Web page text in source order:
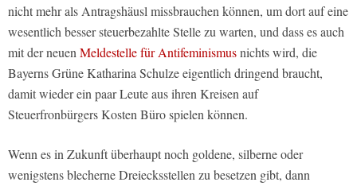
nicht mehr als Antragshäusl missbrauchen können, um dort auf eine
wesentlich besser steuerbezahlte Stelle zu warten, und dass es auch
mit der neuenMeldestelle für Antifeminismusnichts wird, die
Bayerns Grüne Katharina Schulze eigentlich dringend braucht,
damit wieder ein paar Leute aus ihren Kreisen auf
Steuerfronbürgers Kosten Büro spielen können.
Wenn es in Zukunft überhaupt noch goldene, silberne oder
wenigstens blecherne Dreiecksstellen zu besetzen gibt, dann